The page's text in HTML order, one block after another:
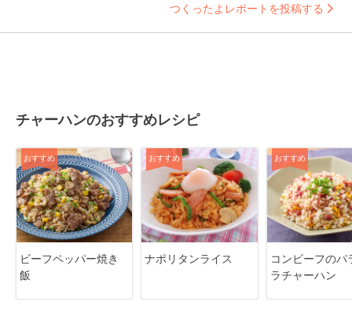
つくったよレポートを投稿する
チャーハンのおすすめレシピ
おすすめ
ビーフペッパー焼き
飯
おすすめ
ナポリタンライス
おすすめ
コンビーフのパ
ラチャーハン